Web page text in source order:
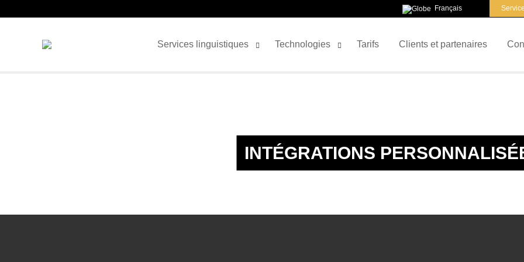
Français
Services linguistiques Technologies Tarifs Clients et partenaires
INTÉGRATIONS